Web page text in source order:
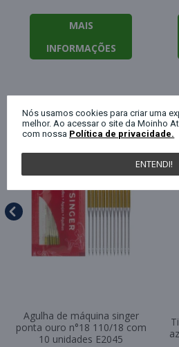
MAIS
INFORMAÇÕES
QUEM COMPROU
Agulha de máquina singer
ponta ouro n°18 110/18 com
10 unidades E2045
Nós usamos cookies para criar uma
melhor. Ao acessar o site da Moinho
com nossa Política de privacidade.
ENTENDI!